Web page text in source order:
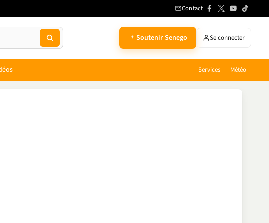
Contact
Soutenir Senego Se connecter
Services Météo